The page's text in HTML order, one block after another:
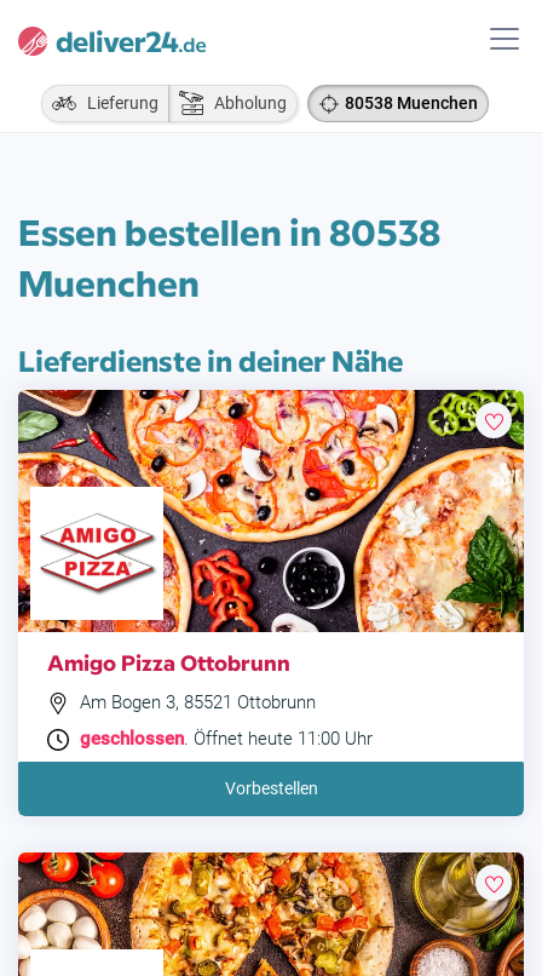
Lieferung Abholung 80538 Muenchen
Essen bestellen in 80538
Muenchen
Lieferdienste in deiner Nähe
Amigo Pizza Ottobrunn
Am Bogen 3, 85521 Ottobrunn
geschlossen. Öffnet heute 11:00 Uhr
Vorbestellen